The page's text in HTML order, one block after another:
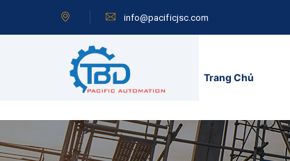
info@pacificjsc.com
Trang Chủ